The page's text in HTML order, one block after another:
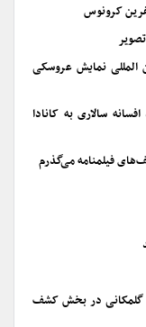
کرونوس
المللی نمایش عروسکی
سالاری به کانادا
فیلمنامه می‌گذرم
گلمکانی در بخش کشف